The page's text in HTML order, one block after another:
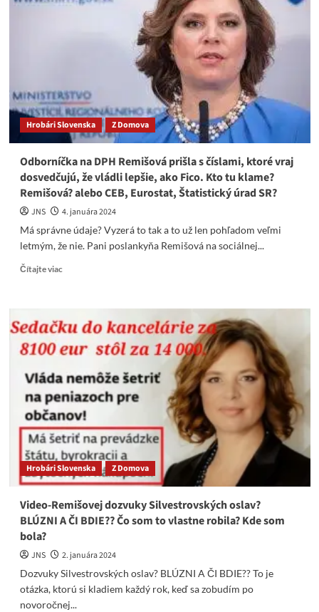
Remišová
trápne
blekotanie.
Hrobári Slovenska Z Domova
Odborníčka na DPH Remišová prišla s číslami, ktoré vraj
dosvedčujú, že vládli lepšie, ako Fico. Kto tu klame?
Remišová? alebo CEB, Eurostat, Štatistický úrad SR?
JNS
4. januára 2024
Má správne údaje? Vyzerá to tak a to už len pohľadom veľmi
letmým, že nie. Pani poslankyňa Remišová na sociálnej...
Čítajte viacRead
na
DPH
Remišová
s
číslami,
ktoré
vraj
dosvedčujú,
že
vládli
lepšie,
ako
Kto
tu
Remišová?
CEB,
Eurostat,
Štatistický
Hrobári Slovenska Z Domova
Video-Remišovej dozvuky Silvestrovských oslav?
BLÚZNI A ČI BDIE?? Čo som to vlastne robila? Kde som
bola?
JNS
2. januára 2024
Dozvuky Silvestrovských oslav? BLÚZNI A ČI BDIE?? To je
otázka, ktorú si kladiem každý rok, keď sa zobudím po
novoročnej...